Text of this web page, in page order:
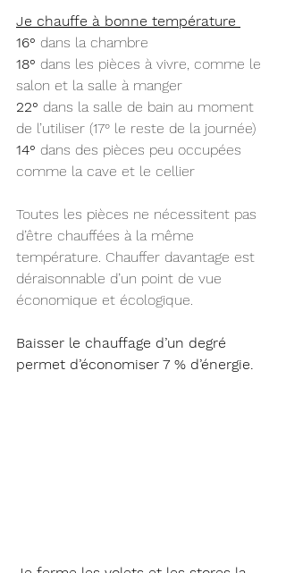
Je chauffe à bonne température
16° dans la chambre
18° dans les pièces à vivre, comme le
salon et la salle à manger
22° dans la salle de bain au moment
de l’utiliser (17° le reste de la journée)
14° dans des pièces peu occupées
comme la cave et le cellier
Toutes les pièces ne nécessitent pas
d’être chauffées à la même
température. Chauffer davantage est
déraisonnable d’un point de vue
économique et écologique.
Baisser le chauffage d’un degré
permet d’économiser 7 % d’énergie.